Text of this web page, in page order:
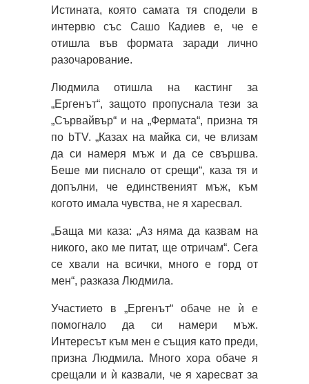
Истината, която самата тя сподели в
интервю със Сашо Кадиев е, че е
отишла във формата заради лично
разочарование.
Людмила отишла на кастинг за
„Ергенът“, защото пропуснала тези за
„Сървайвър“ и на „Фермата“, призна тя
по bTV. „Казах на майка си, че влизам
да си намеря мъж и да се свършва.
Беше ми писнало от срещи“, каза тя и
допълни, че единственият мъж, към
когото имала чувства, не я харесвал.
„Баща ми каза: „Аз няма да казвам на
никого, ако ме питат, ще отричам“. Сега
се хвали на всички, много е горд от
мен“, разказа Людмила.
Участието в „Ергенът“ обаче не ѝ е
помогнало да си намери мъж.
Интересът към мен е същия като преди,
призна Людмила. Много хора обаче я
срещали и ѝ казвали, че я харесват за